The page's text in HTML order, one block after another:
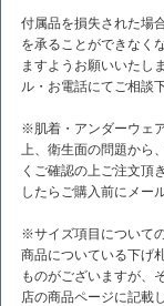
付属品を損失された場
を承ることができなく
ますようお願いいたし
ル・お電話にてご相談
※肌着・アンダーウェ
上、衛生面の問題から
くご確認の上ご注文頂
したらご購入前にメー
※サイズ項目について
商品についている下げ
ものがございますが、
店の商品ページに記載